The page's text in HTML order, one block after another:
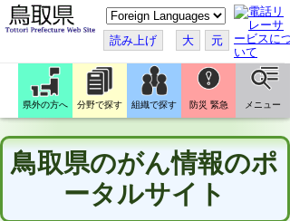
こ
の
ペ
ー
ジ
翻
訳
す
る
読み上げ 大 元
県外の方へ 分野で探す 組織で探す 防災 緊急 メニュー
鳥取県のがん情報のポ
ータルサイト